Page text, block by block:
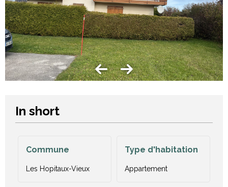
In short
Commune
Les Hopitaux-Vieux
Type d'habitation
Appartement